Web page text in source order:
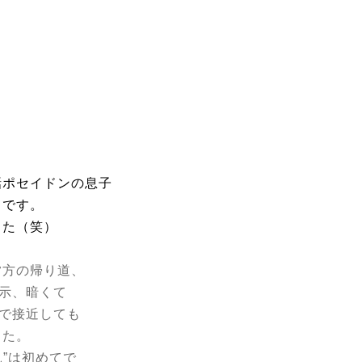
セイドンの息子
す。
（笑）
の帰り道、
、暗くて
接近しても
。
は初めてで